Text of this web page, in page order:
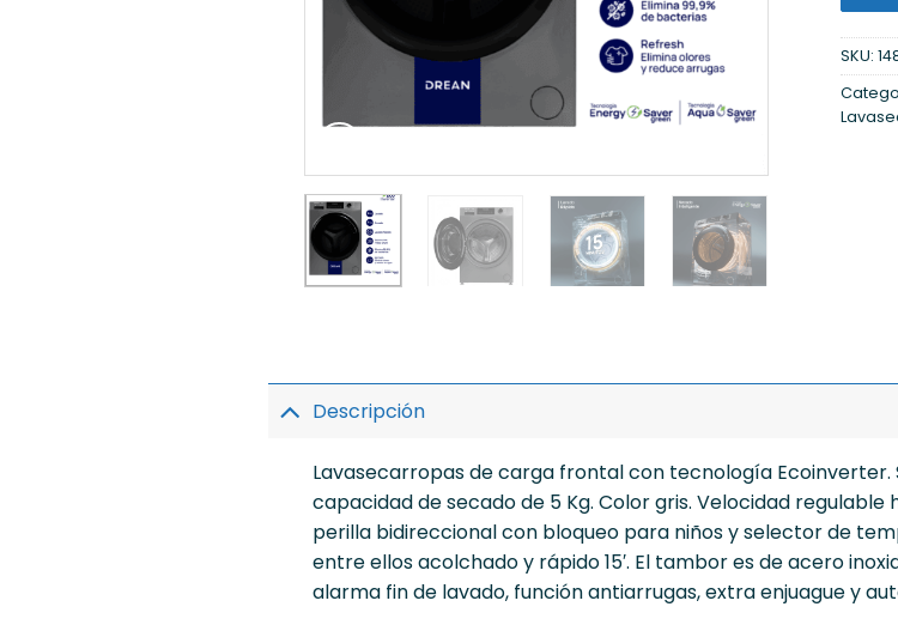
SKU:
Descripción
Lavasecarropas de carga frontal con tecnología Ecoinverter.
capacidad de secado de 5 Kg. Color gris. Velocidad regulable
perilla bidireccional con bloqueo para niños y selector de
entre ellos acolchado y rápido 15′. El tambor es de acero
alarma fin de lavado, función antiarrugas, extra enjuague y